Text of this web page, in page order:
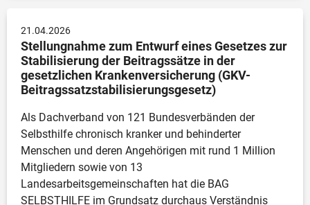
21.04.2026
Stellungnahme zum Entwurf eines Gesetzes zur
Stabilisierung der Beitragssätze in der
gesetzlichen Krankenversicherung (GKV-
Beitragssatzstabilisierungsgesetz)
Als Dachverband von 121 Bundesverbänden der
Selbsthilfe chronisch kranker und behinderter
Menschen und deren Angehörigen mit rund 1 Million
Mitgliedern sowie von 13
Landesarbeitsgemeinschaften hat die BAG
SELBSTHILFE im Grundsatz durchaus Verständnis